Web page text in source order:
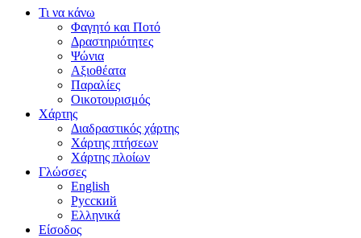
Τι να κάνω
Φαγητό και Ποτό
Δραστηριότητες
Ψώνια
Αξιοθέατα
Παραλίες
Οικοτουρισμός
Χάρτης
Διαδραστικός χάρτης
Χάρτης πτήσεων
Χάρτης πλοίων
Γλώσσες
English
Русский
Ελληνικά
Είσοδος